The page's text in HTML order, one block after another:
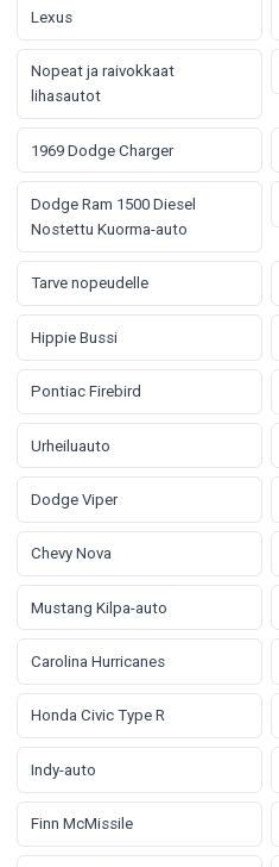
Lexus
Nopeat ja raivokkaat
lihasautot
1969 Dodge Charger
Dodge Ram 1500 Diesel
Nostettu Kuorma-auto
Tarve nopeudelle
Hippie Bussi
Pontiac Firebird
Urheiluauto
Dodge Viper
Chevy Nova
Mustang Kilpa-auto
Carolina Hurricanes
Honda Civic Type R
Indy-auto
Finn McMissile